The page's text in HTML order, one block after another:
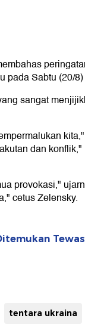
pada Sabtu (20/
sangat
dan konflik,"
provokasi,"
cetus Zelensky.
tentara ukraina